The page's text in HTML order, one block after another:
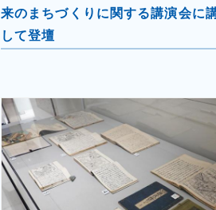
来のまちづくりに関する講演会に
して登壇